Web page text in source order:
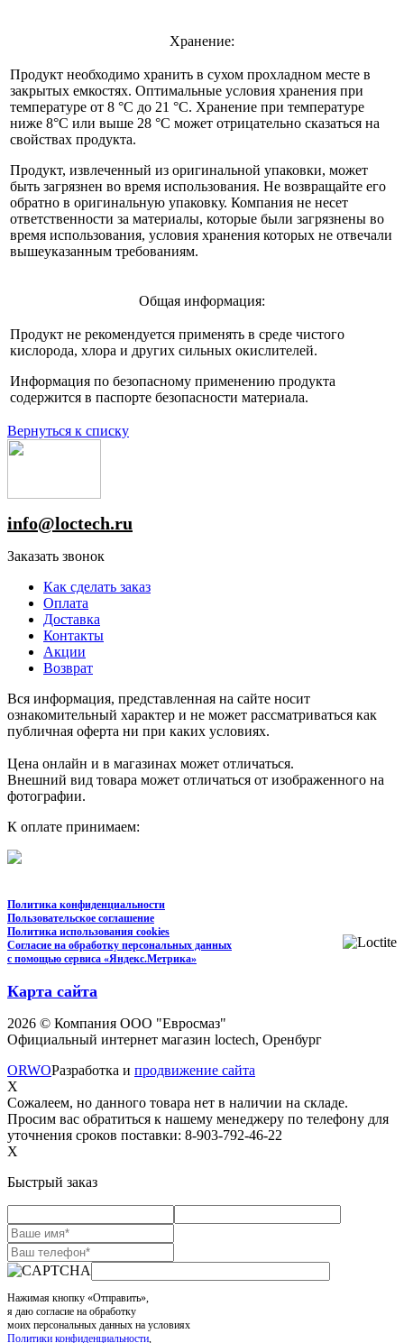
Хранение:
Продукт необходимо хранить в сухом прохладном месте в
закрытых емкостях. Оптимальные условия хранения при
температуре от 8 °C до 21 °C. Хранение при температуре
ниже 8°C или выше 28 °C может отрицательно сказаться на
свойствах продукта.
Продукт, извлеченный из оригинальной упаковки, может
быть загрязнен во время использования. Не возвращайте его
обратно в оригинальную упаковку. Компания не несет
ответственности за материалы, которые были загрязнены во
время использования, условия хранения которых не отвечали
вышеуказанным требованиям.
Общая информация:
Продукт не рекомендуется применять в среде чистого
кислорода, хлора и других сильных окислителей.
Информация по безопасному применению продукта
содержится в паспорте безопасности материала.
Вернуться к списку
info@loctech.ru
Заказать звонок
Как сделать заказ
Оплата
Доставка
Контакты
Акции
Возврат
Вся информация, представленная на сайте носит
ознакомительный характер и не может рассматриваться как
публичная оферта ни при каких условиях.
Цена онлайн и в магазинах может отличаться.
Внешний вид товара может отличаться от изображенного на
фотографии.
К оплате принимаем:
Политика конфиденциальности
Пользовательское соглашение
Политика использования cookies
Согласие на обработку персональных данных
с помощью сервиса «Яндекс.Метрика»
Карта сайта
2026 © Компания ООО "Евросмаз"
Официальный интернет магазин loctech, Оренбург
ORWOРазработка и продвижение сайта
X
Сожалеем, но данного товара нет в наличии на складе.
Просим вас обратиться к нашему менеджеру по телефону для
уточнения сроков поставки: 8-903-792-46-22
X
Быстрый заказ
Нажимая кнопку «Отправить»,
я даю согласие на обработку
моих персональных данных на условиях
Политики конфиденциальности